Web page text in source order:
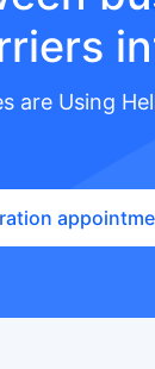
are Using